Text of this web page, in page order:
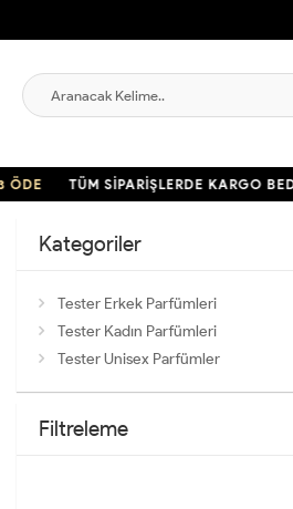
TÜM SİPARİŞLERDE KARGO BEDAVA!
Kategoriler
Tester Erkek Parfümleri
Tester Kadın Parfümleri
Tester Unisex Parfümler
Filtreleme